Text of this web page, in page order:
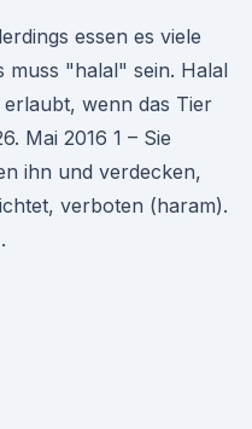
essen es viele
muss "halal" sein. Halal
wenn das Tier
Mai 2016 1 – Sie
ihn und verdecken,
verboten (haram).